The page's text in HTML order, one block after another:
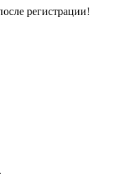
регистрации!